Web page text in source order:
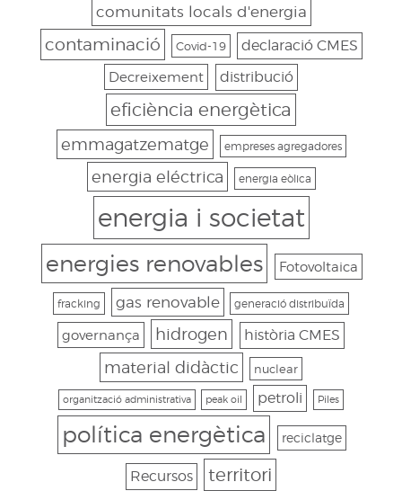
comunitats locals d'energia
contaminació Covid-19
declaració CMES
Decreixement
distribució
eficiència energètica
emmagatzematge empreses agregadores
energia eléctrica energia eòlica
energia i societat
energies renovables Fotovoltaica
fracking gas renovable generació distribuïda
governança hidrogen història CMES
material didàctic nuclear
organització administrativa peak oil petroli Piles
política energètica reciclatge
Recursos territori